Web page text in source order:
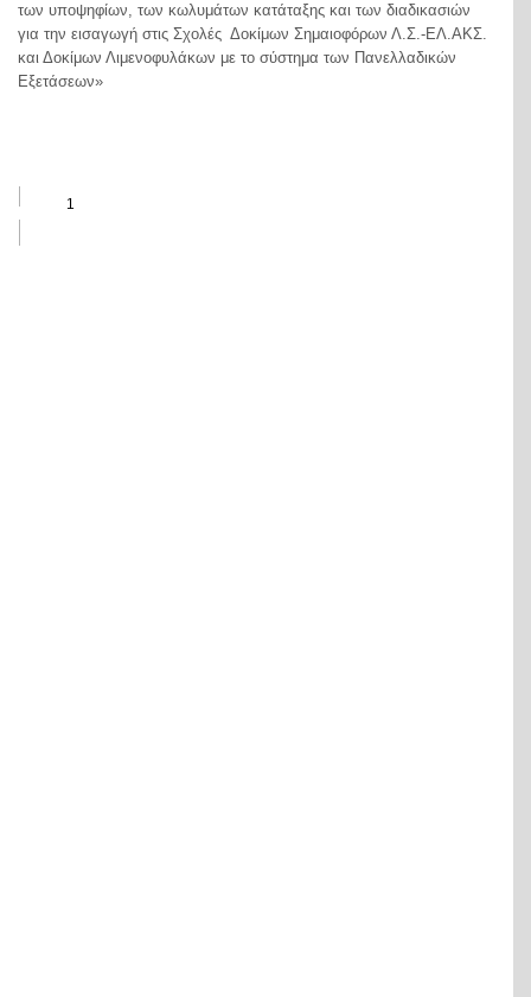
των υποψηφίων, των κωλυμάτων κατάταξης και των διαδικασιών
για την εισαγωγή στις Σχολές Δοκίμων Σημαιοφόρων Λ.Σ.-ΕΛ.ΑΚΣ.
και Δοκίμων Λιμενοφυλάκων με το σύστημα των Πανελλαδικών
Εξετάσεων»